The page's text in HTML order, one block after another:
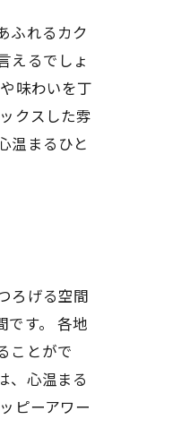
ふれるカク
えるでしょ
味わいを丁
クスした雰
温まるひと
ろげる空間
です。 各地
ことがで
、心温まる
ピーアワー